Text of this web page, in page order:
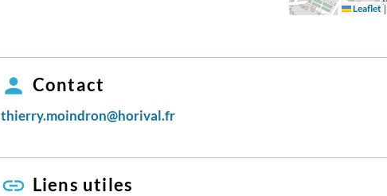
Leaflet |
Contact
thierry.moindron@horival.fr
Liens utiles